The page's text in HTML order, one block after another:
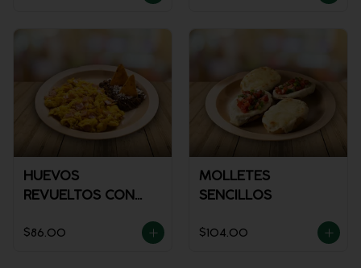
HUEVOS
REVUELTOS CON
$86.00
MOLLETES
SENCILLOS
$104.00